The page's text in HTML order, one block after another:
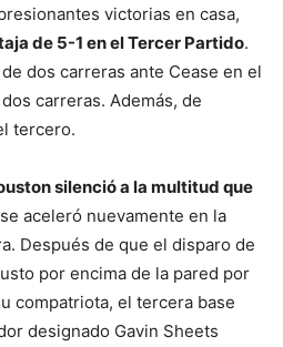
victorias en casa,
de 5-1 en el Tercer Partido.
dos carreras ante Cease en el
carreras. Además, de
tercero.
silenció a la multitud que
aceleró nuevamente en la
Después de que el disparo de
por encima de la pared por
compatriota, el tercera base
designado Gavin Sheets